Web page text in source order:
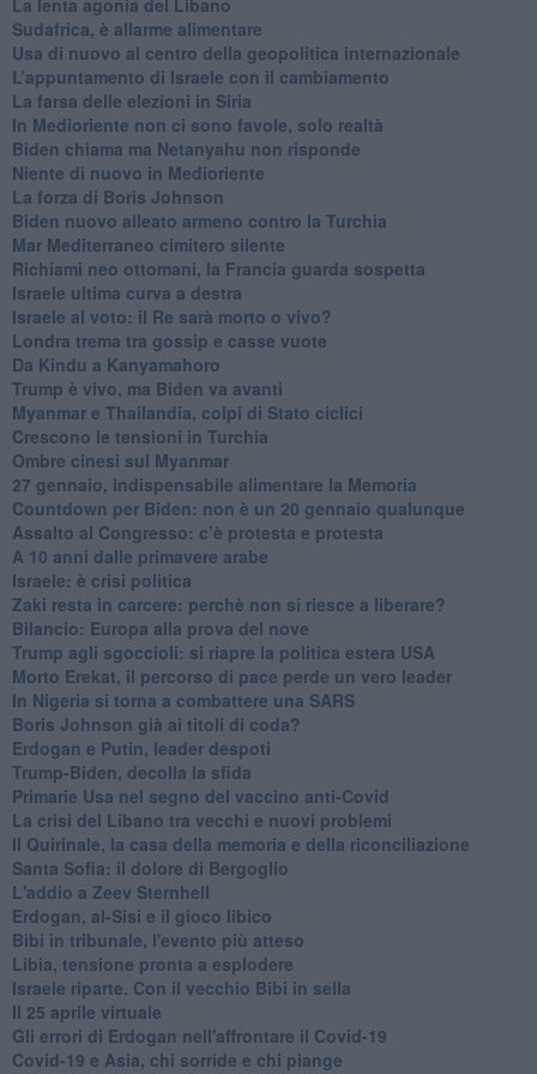
Sudafrica, è allarme alimentare
Usa di nuovo al centro della geopolitica internazionale
L’appuntamento di Israele con il cambiamento
La farsa delle elezioni in Siria
In Medioriente non ci sono favole, solo realtà
Biden chiama ma Netanyahu non risponde
Niente di nuovo in Medioriente
La forza di Boris Johnson
Biden nuovo alleato armeno contro la Turchia
Mar Mediterraneo cimitero silente
Richiami neo ottomani, la Francia guarda sospetta
Israele ultima curva a destra
Israele al voto: il Re sarà morto o vivo?
Londra trema tra gossip e casse vuote
Da Kindu a Kanyamahoro
Trump è vivo, ma Biden va avanti
Myanmar e Thailandia, colpi di Stato ciclici
Crescono le tensioni in Turchia
Ombre cinesi sul Myanmar
27 gennaio, indispensabile alimentare la Memoria
Countdown per Biden: non è un 20 gennaio qualunque
Assalto al Congresso: c’è protesta e protesta
A 10 anni dalle primavere arabe
Israele: è crisi politica
Zaki resta in carcere: perchè non si riesce a liberare?
Bilancio: Europa alla prova del nove
Trump agli sgoccioli: si riapre la politica estera USA
Morto Erekat, il percorso di pace perde un vero leader
In Nigeria si torna a combattere una SARS
Boris Johnson già ai titoli di coda?
Erdogan e Putin, leader despoti
Trump-Biden, decolla la sfida
Primarie Usa nel segno del vaccino anti-Covid
La crisi del Libano tra vecchi e nuovi problemi
Il Quirinale, la casa della memoria e della riconciliazione
Santa Sofia: il dolore di Bergoglio
L'addio a ​Zeev Sternhell
Erdogan, al-Sisi e il gioco libico
Bibi in tribunale, l'evento più atteso
Libia, tensione pronta a esplodere
Israele riparte. Con il vecchio Bibi in sella
Il 25 aprile virtuale
Gli errori di Erdogan nell'affrontare il Covid-19
Covid-19 e Asia, chi sorride e chi piange